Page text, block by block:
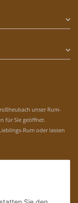
unser Rum-
für Sie geöffnet.
Rum oder lassen
Rum-News!